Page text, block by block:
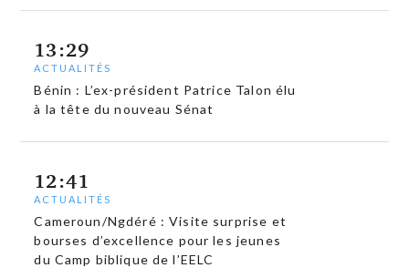
13:29
ACTUALITÉS
Bénin : L’ex-président Patrice Talon élu
à la tête du nouveau Sénat
12:41
ACTUALITÉS
Cameroun/Ngdéré : Visite surprise et
bourses d’excellence pour les jeunes
du Camp biblique de l’EELC